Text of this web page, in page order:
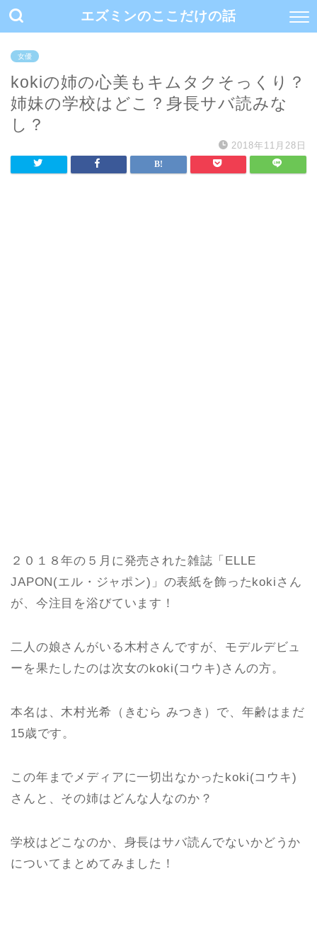
エズミンのここだけの話
女優
kokiの姉の心美もキムタクそっくり？
姉妹の学校はどこ？身長サバ読みな
し？
2018年11月28日
２０１８年の５月に発売された雑誌「ELLE
JAPON(エル・ジャポン)」の表紙を飾ったkokiさん
が、今注目を浴びています！
二人の娘さんがいる木村さんですが、モデルデビュ
ーを果たしたのは次女のkoki(コウキ)さんの方。
本名は、木村光希（きむら みつき）で、年齢はまだ
15歳です。
この年までメディアに一切出なかったkoki(コウキ)
さんと、その姉はどんな人なのか？
学校はどこなのか、身長はサバ読んでないかどうか
についてまとめてみました！